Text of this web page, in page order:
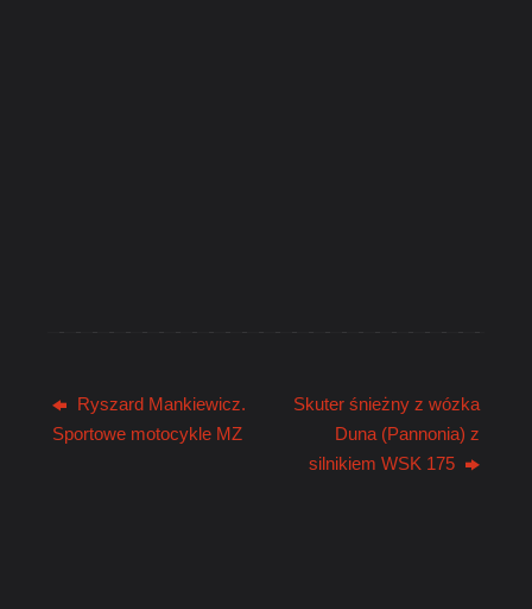
Ryszard Mankiewicz.
Sportowe motocykle MZ
Skuter śnieżny z wózka
Duna (Pannonia) z
silnikiem WSK 175